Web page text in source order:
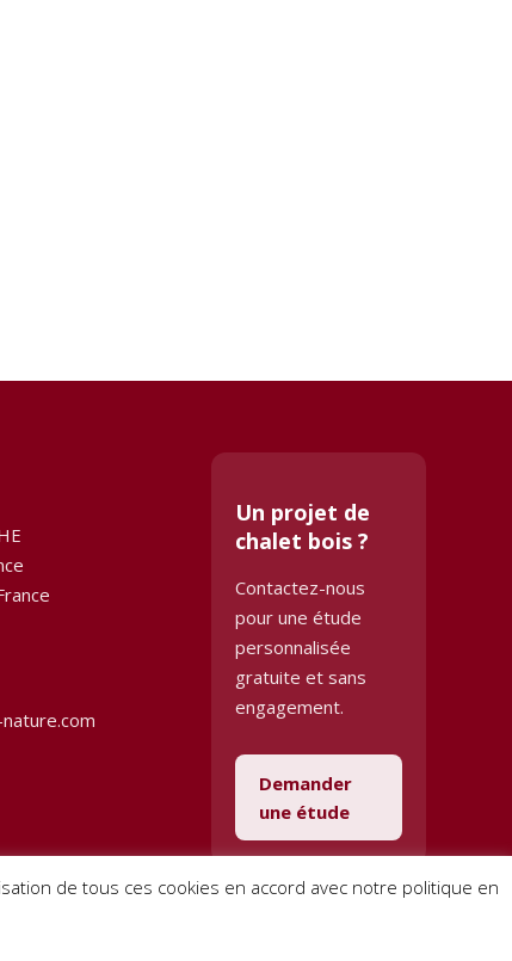
Un projet de
chalet bois ?
Contactez-nous
pour une étude
personnalisée
gratuite et sans
engagement.
Demander
une étude
de tous ces cookies en accord avec notre politique en